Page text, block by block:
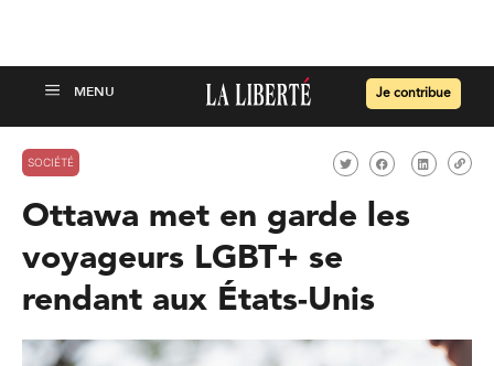
Je contribue
SOCIÉTÉ
Ottawa met en garde les
voyageurs LGBT+ se
rendant aux États-Unis